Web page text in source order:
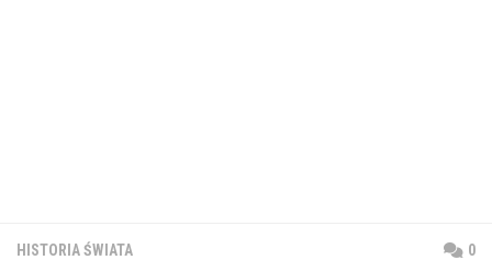
HISTORIA ŚWIATA 0